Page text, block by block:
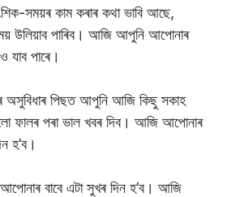
সময়ৰ কাম কৰাৰ কথা ভাবি আছে,
উলিয়াব পাৰিব। আজি আপুনি আপোনাৰ
যাব পাৰে।
অসুবিধাৰ পিছত আপুনি আজি কিছু সকাহ
ফালৰ পৰা ভাল খবৰ দিব। আজি আপোনাৰ
হ’ব।
বাবে এটা সুখৰ দিন হ’ব। আজি